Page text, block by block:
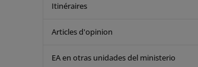
Itinéraires
Articles d'opinion
EA en otras unidades del ministerio